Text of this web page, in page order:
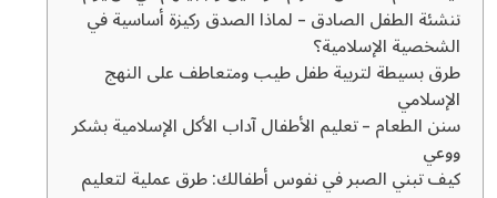
تنشئة الطفل الصادق – لماذا الصدق ركيزة أساسية في
الشخصية الإسلامية؟
طرق بسيطة لتربية طفل طيب ومتعاطف على النهج
الإسلامي
سنن الطعام – تعليم الأطفال آداب الأكل الإسلامية بشكر
ووعي
كيف تبني الصبر في نفوس أطفالك: طرق عملية لتعليم